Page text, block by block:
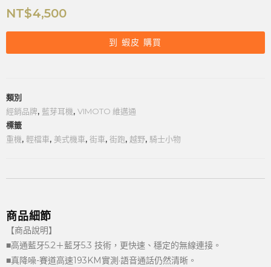
NT$4,500
到 蝦皮 購買
類別
經銷品牌, 藍芽耳機, VIMOTO 維邁通
標籤
重機, 輕檔車, 美式機車, 街車, 街跑, 越野, 騎士小物
商品細節
【商品說明】
■高通藍牙5.2＋藍牙5.3 技術，更快速、穩定的無線連接。
■真降噪-賽道高速193KM實測·語音通話仍然清晰。